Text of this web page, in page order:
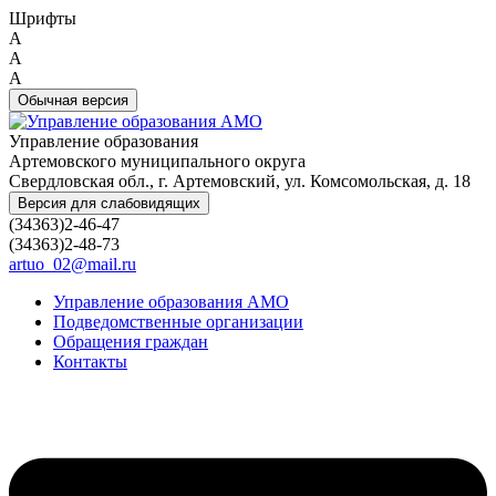
Шрифты
A
A
A
Обычная версия
Управление образования
Артемовского муниципального округа
Свердловская обл., г. Артемовский, ул. Комсомольская, д. 18
Версия для слабовидящих
(34363)2-46-47
(34363)2-48-73
artuo_02@mail.ru
Управление образования АМО
Подведомственные организации
Обращения граждан
Контакты